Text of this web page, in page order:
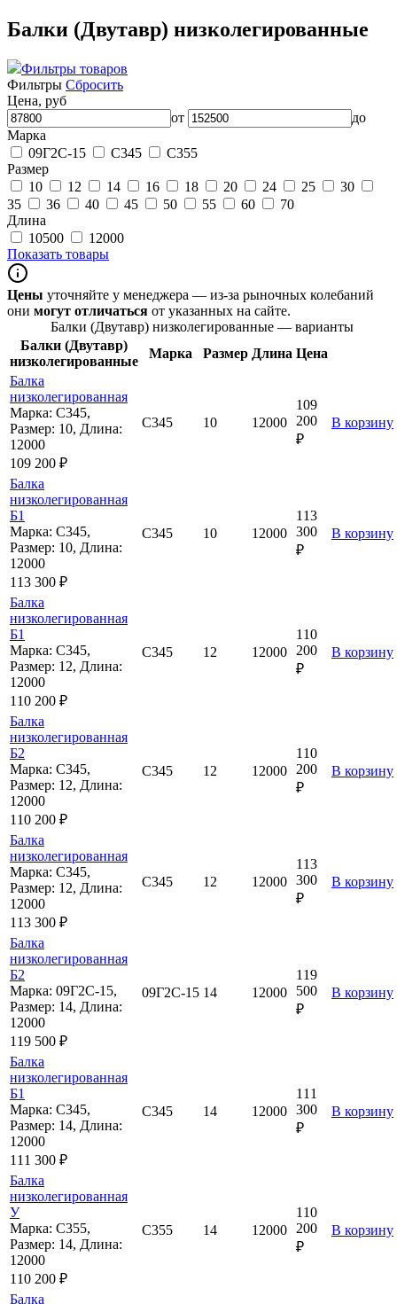
Балки (Двутавр) низколегированные
Фильтры товаров
Фильтры Сбросить
Цена, руб
от
до
Марка
09Г2С-15
С345
С355
Размер
10
12 14 16 18 20 24 25
30
35
36 40 45 50 55 60
70
Длина
10500
12000
Показать товары
Цены уточняйте у менеджера — из-за рыночных колебаний
они могут отличаться от указанных на сайте.
Балки (Двутавр) низколегированные — варианты
Балки (Двутавр)
низколегированные
Марка Размер Длина Цена
Балка
низколегированная
Марка: С345,
Размер: 10, Длина:
12000
109 200 ₽
С345 10 12000
109
200
₽
В корзину
Балка
низколегированная
Б1
Марка: С345,
Размер: 10, Длина:
12000
113 300 ₽
С345 10 12000
113
300
₽
В корзину
Балка
низколегированная
Б1
Марка: С345,
Размер: 12, Длина:
12000
110 200 ₽
С345 12 12000
110
200
₽
В корзину
Балка
низколегированная
Б2
Марка: С345,
Размер: 12, Длина:
12000
110 200 ₽
С345 12 12000
110
200
₽
В корзину
Балка
низколегированная
Марка: С345,
Размер: 12, Длина:
12000
113 300 ₽
С345 12 12000
113
300
₽
В корзину
Балка
низколегированная
Б2
Марка: 09Г2С-15,
Размер: 14, Длина:
12000
119 500 ₽
09Г2С-15 14 12000
119
500
₽
В корзину
Балка
низколегированная
Б1
Марка: С345,
Размер: 14, Длина:
12000
111 300 ₽
С345 14 12000
111
300
₽
В корзину
Балка
низколегированная
У
Марка: С355,
Размер: 14, Длина:
12000
110 200 ₽
С355 14 12000
110
200
₽
В корзину
Балка